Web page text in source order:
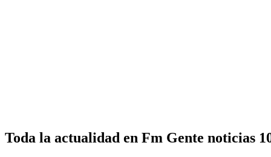
Toda la actualidad en Fm Gente noticias